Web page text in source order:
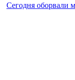
Сегодня оборвали